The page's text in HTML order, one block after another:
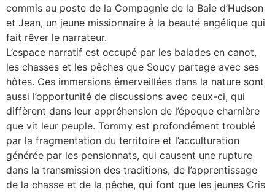
commis au poste de la Compagnie de la Baie d’Hudson
et Jean, un jeune missionnaire à la beauté angélique qui
fait rêver le narrateur.
L’espace narratif est occupé par les balades en canot,
les chasses et les pêches que Soucy partage avec ses
hôtes. Ces immersions émerveillées dans la nature sont
aussi l’opportunité de discussions avec ceux-ci, qui
diffèrent dans leur appréhension de l’époque charnière
que vit leur peuple. Tommy est profondément troublé
par la fragmentation du territoire et l’acculturation
générée par les pensionnats, qui causent une rupture
dans la transmission des traditions, de l’apprentissage
de la chasse et de la pêche, qui font que les jeunes Cris